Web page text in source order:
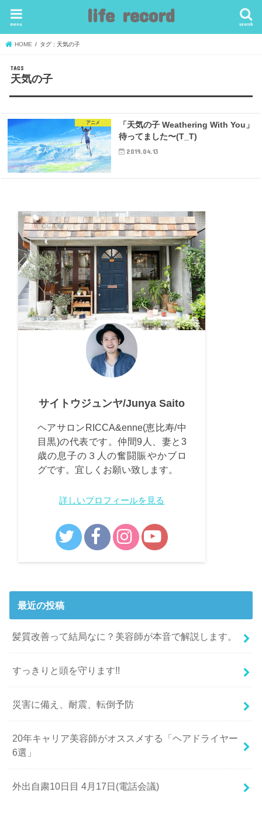
life record search
menu
HOME タグ : 天気の子
天気の子
アニメ
「天気の子 Weathering With You」
待ってました〜(T_T)
2019.04.13
サイトウジュンヤ/Junya Saito
ヘアサロンRICCA&enne(恵比寿/中
目黒)の代表です。仲間9人、妻と3
歳の息子の３人の奮闘賑やかブロ
グです。宜しくお願い致します。
詳しいプロフィールを見る
最近の投稿
髪質改善って結局なに？美容師が本音で解説します。
すっきりと頭を守ります!!
災害に備え、耐震、転倒予防
20年キャリア美容師がオススメする「ヘアドライヤー
6選」
外出自粛10日目 4月17日(電話会議)